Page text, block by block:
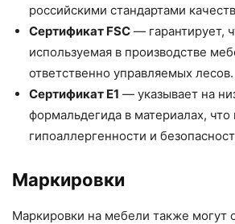
российскими стандартами
Сертификат FSC — гарантирует,
используемая в производстве
ответственно управляемых лесов.
Сертификат E1 — указывает на
формальдегида в материалах,
гипоаллергенности и
Маркировки
Маркировки на мебели также могут